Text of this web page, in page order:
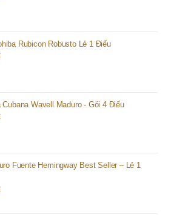
Rubicon Robusto Lẻ 1 Điếu
Cubana Wavell Maduro - Gói 4 Điếu
Fuente Hemingway Best Seller – Lẻ 1